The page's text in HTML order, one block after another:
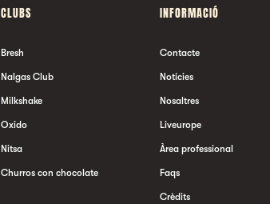
CLUBS
Bresh
Nalgas Club
Milkshake
Oxido
Nitsa
Churros con chocolate
INFORMACIÓ
Contacte
Notícies
Nosaltres
Liveurope
Àrea professional
Faqs
Crèdits